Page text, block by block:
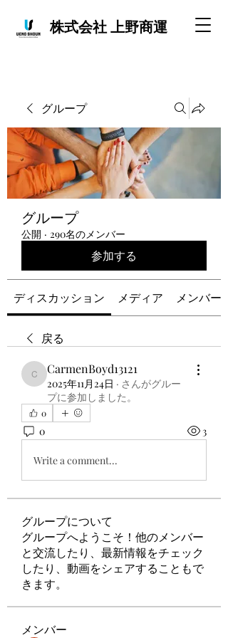
株式会社 上野商運
グループ
グループ
公開 · 290名のメンバー
参加する
ディスカッション メディア メンバー
戻る
CarmenBoyd13121
CarmenBoyd13121
2025年11月24日 · さんがグルー
プに参加しました。
0
0 3
Write a comment...
グループについて
グループへようこそ！他のメンバー
と交流したり、最新情報をチェック
したり、動画をシェアすることもで
きます。
メンバー